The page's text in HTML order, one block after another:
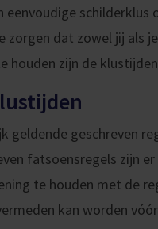
eenvoudige schilderklus
zorgen dat zowel jij als
houden zijn de
geldende geschreven
fatsoensregels zijn
te houden met de
kan worden